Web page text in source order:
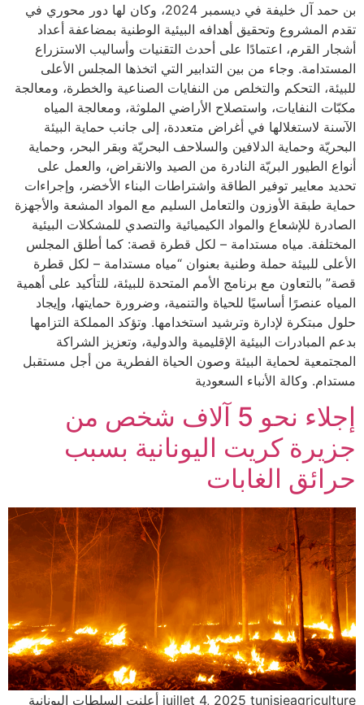
بن حمد آل خليفة في ديسمبر 2024، وكان لها دور محوري في
تقدم المشروع وتحقيق أهدافه البيئية الوطنية بمضاعفة أعداد
أشجار القرم، اعتمادًا على أحدث التقنيات وأساليب الاستزراع
المستدامة. وجاء من بين التدابير التي اتخذها المجلس الأعلى
للبيئة، التحكم والتخلص من النفايات الصناعية والخطرة، ومعالجة
مكبّات النفايات، واستصلاح الأراضي الملوثة، ومعالجة المياه
الآسنة لاستغلالها في أغراض متعددة، إلى جانب حماية البيئة
البحريّة وحماية الدلافين والسلاحف البحريّة وبقر البحر، وحماية
أنواع الطيور البريّة النادرة من الصيد والانقراض، والعمل على
تحديد معايير توفير الطاقة واشتراطات البناء الأخضر، وإجراءات
حماية طبقة الأوزون والتعامل السليم مع المواد المشعة والأجهزة
الصادرة للإشعاع والمواد الكيميائية والتصدي للمشكلات البيئية
المختلفة. مياه مستدامة – لكل قطرة قصة: كما أطلق المجلس
الأعلى للبيئة حملة وطنية بعنوان “مياه مستدامة – لكل قطرة
قصة” بالتعاون مع برنامج الأمم المتحدة للبيئة، للتأكيد على أهمية
المياه عنصرًا أساسيًا للحياة والتنمية، وضرورة حمايتها، وإيجاد
حلول مبتكرة لإدارة وترشيد استخدامها. وتؤكد المملكة التزامها
بدعم المبادرات البيئية الإقليمية والدولية، وتعزيز الشراكة
المجتمعية لحماية البيئة وصون الحياة الفطرية من أجل مستقبل
مستدام. وكالة الأنباء السعودية
إجلاء نحو 5 آلاف شخص من
جزيرة كريت اليونانية بسبب
حرائق الغابات
juillet 4, 2025 tunisieagriculture أعلنت السلطات اليونانية